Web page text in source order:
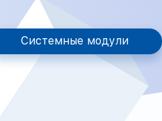
Системные модули